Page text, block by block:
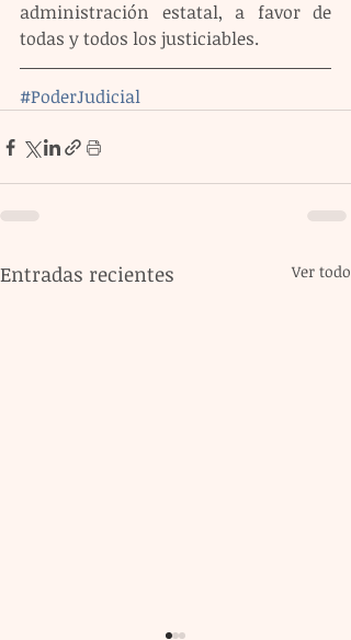
administración estatal, a favor de
todas y todos los justiciables.
#PoderJudicial
Entradas recientes Ver todo